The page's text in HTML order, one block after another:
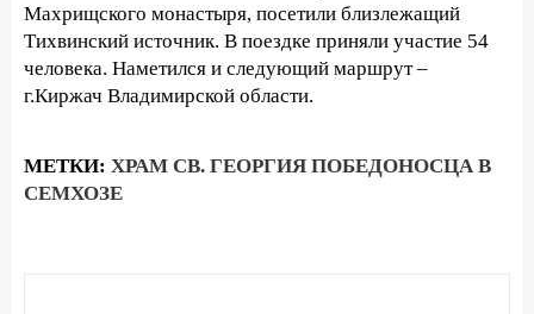
Махрищского монастыря, посетили близлежащий
Тихвинский источник. В поездке приняли участие 54
человека. Наметился и следующий маршрут –
г.Киржач Владимирской области.
МЕТКИ: ХРАМ СВ. ГЕОРГИЯ ПОБЕДОНОСЦА В
СЕМХОЗЕ